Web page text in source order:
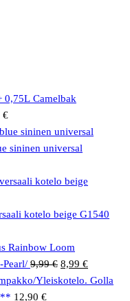
Camelbak
€
sininen universal
kotelo beige G1540
Rainbow Loom
9,99€ Alkuperäinen
hinta
8,99 €Nykyinen
hinta
Yleiskotelo. Golla
12,90 €